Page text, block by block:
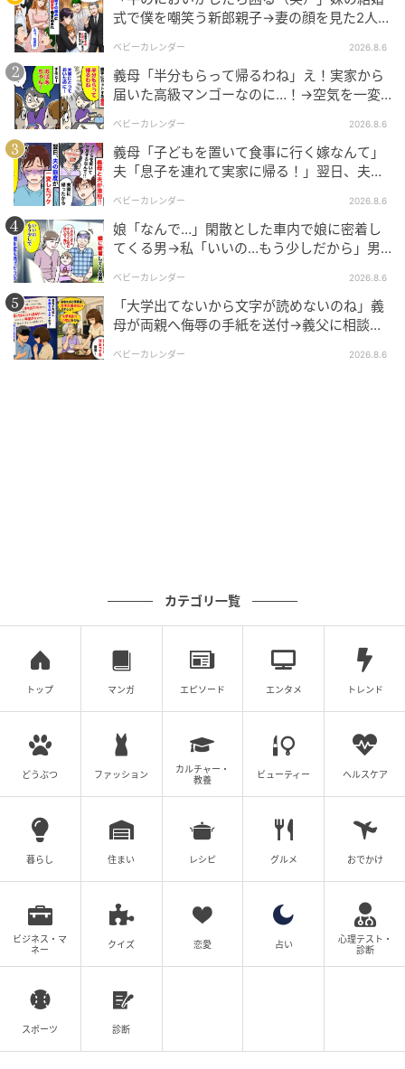
いことも証明されましたが、私は隙を見せた夫を許す
ことはできず、二度と怪しい人物に関わらないよう厳
重な注意を言い渡しました。義父の助けがなければ、
もっと泥沼になっていたかもしれません。今ではこの
出来事も笑い話にできるようになりましたが、あの日
のインターホンの音は今も耳に残っています。
嘘の妊娠で家庭を壊そうとした女が、偶然にも義父の
病院で正体を暴かれるという、事実は小説よりも奇な
りな結末でした。皆さんも、突然のトラブルには冷静
に対処し、確かな証拠を突きつける強さを持ってくだ
さいね。
原案／andGIRL編集部 ※andGIRLが25〜35歳の読者を
対象に行った独自アンケートの実体験をもとに制作し
ています
式で僕を嘲笑う新郎親子→妻の顔を見た2人が
ベビーカレンダー 2026.8.6
義母「半分もらって帰るわね」え！実家から
届いた高級マンゴーなのに…！→空気を一変
ベビーカレンダー 2026.8.6
義母「子どもを置いて食事に行く嫁なんて」
夫「息子を連れて実家に帰る！」翌日、夫が
ベビーカレンダー 2026.8.6
娘「なんで…」閑散とした車内で娘に密着し
てくる男→私「いいの…もう少しだから」男
ベビーカレンダー 2026.8.6
「大学出てないから文字が読めないのね」義
母が両親へ侮辱の手紙を送付→義父に相談
ベビーカレンダー 2026.8.6
カテゴリ一覧
トップ マンガ エピソード エンタメ トレンド
どうぶつ ファッション
カルチャー・
教養
ビューティー ヘルスケア
暮らし 住まい レシピ グルメ おでかけ
ビジネス・マ
ネー
クイズ 恋愛 占い
心理テスト・
診断
スポーツ 診断